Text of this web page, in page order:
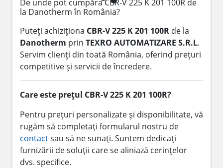
De unde pot cumpăra CBR-V 225 K 201 100R de
la Danotherm în România?
Puteți achiziționa CBR-V 225 K 201 100R de la
Danotherm prin TEXRO AUTOMATIZARE S.R.L.
Servim clienți din toată România, oferind prețuri
competitive și servicii de încredere.
Care este prețul CBR-V 225 K 201 100R?
Pentru prețuri personalizate și disponibilitate, vă
rugăm să completați formularul nostru de
contactsau să ne sunați. Suntem dedicați
furnizării de soluții care se aliniază cerințelor
dvs. specifice.